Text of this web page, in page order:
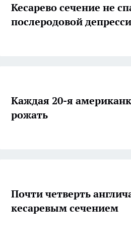
Кесарево сечение не
послеродовой
Каждая 20-я
рожать
Почти четверть
кесаревым сечением